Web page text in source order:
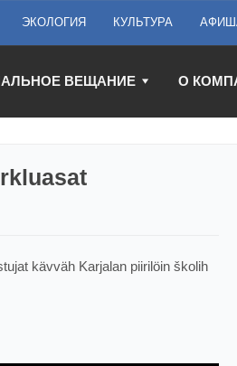
ЭКОЛОГИЯ КУЛЬТУРА
ВЕЩАНИЕ О
kävväh Karjalan piirilöin školih